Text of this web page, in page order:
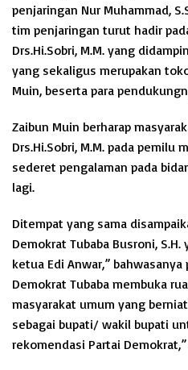
penjaringan Nur Muhammad,
tim penjaringan turut hadir
Drs.Hi.Sobri, M.M. yang
yang sekaligus merupakan
Muin, beserta para
Zaibun Muin berharap
Drs.Hi.Sobri, M.M. pada pemilu
sederet pengalaman pada
lagi.
Ditempat yang sama
Demokrat Tubaba Busroni,
ketua Edi Anwar,” bahwasanya
Demokrat Tubaba membuka
masyarakat umum yang
sebagai bupati/ wakil bupati
rekomendasi Partai